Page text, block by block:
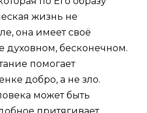
жизнь не
она имеет своё
бесконечном.
помогает
добро, а не зло.
может быть